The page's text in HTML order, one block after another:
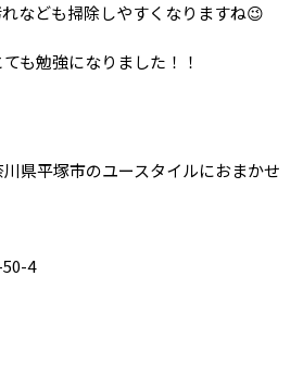
なども掃除しやすくなりますね😉
も勉強になりました！！
県平塚市のユースタイルにおまかせ
4